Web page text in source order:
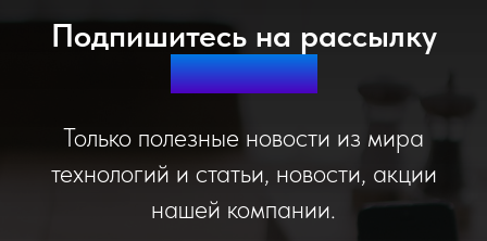
Подпишитесь на рассылку
дайджест!
Только полезные новости из мира
технологий и статьи, новости, акции
нашей компании.